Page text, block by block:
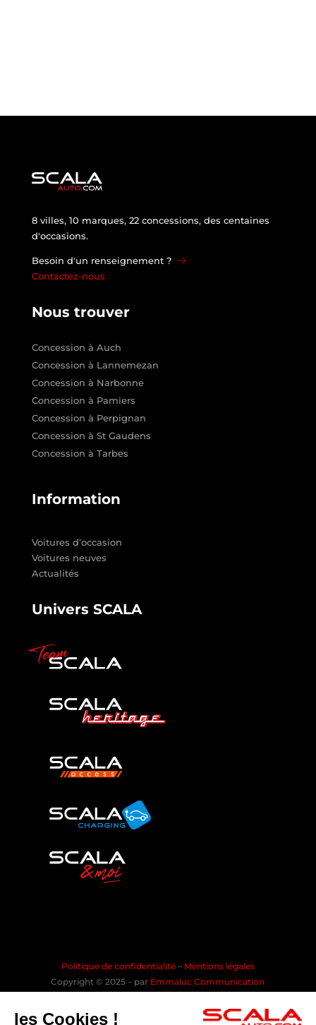
8 villes, 10 marques, 22 concessions, des centaines
d'occasions.
Besoin d'un renseignement ?
Contactez-nous
Nous trouver
Concession à Auch
Concession à Lannemezan
Concession à Narbonne
Concession à Pamiers
Concession à Perpignan
Concession à St Gaudens
Concession à Tarbes
Information
Voitures d’occasion
Voitures neuves
Actualités
Univers SCALA
Politique de confidentialité – Mentions légales
Copyright © 2025 – par Emmaluc Communication
les Cookies !